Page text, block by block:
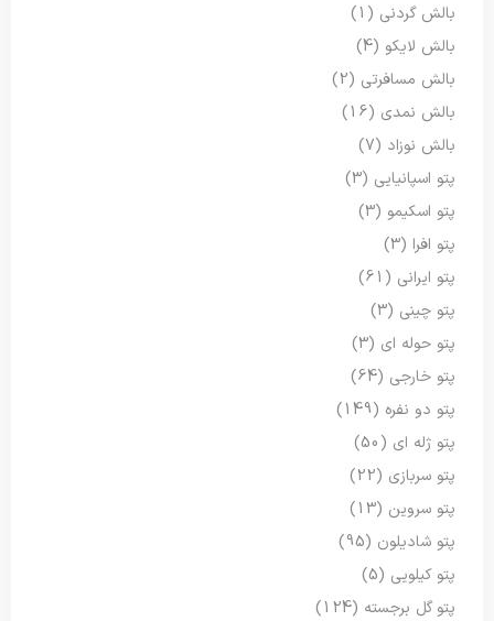
بالش گردنی (1)
بالش لایکو (4)
بالش مسافرتی (2)
بالش نمدی (16)
بالش نوزاد (7)
پتو اسپانیایی (3)
پتو اسکیمو (3)
پتو افرا (3)
پتو ایرانی (61)
پتو چینی (3)
پتو حوله ای (3)
پتو خارجی (64)
پتو دو نفره (149)
پتو ژله ای (50)
پتو سربازی (22)
پتو سروین (13)
پتو شادیلون (95)
پتو کیلویی (5)
پتو گل برجسته (124)